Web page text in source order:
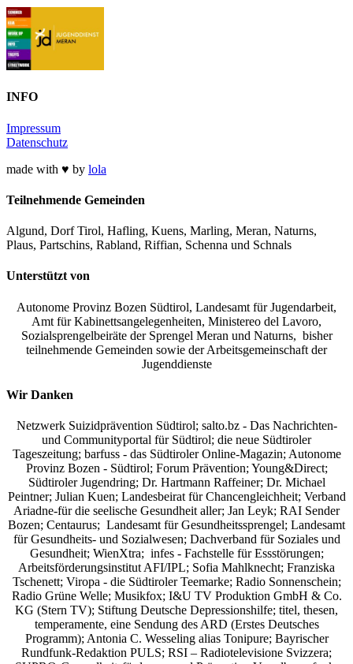
INFO
Impressum
Datenschutz
made with ♥ by lola
Teilnehmende Gemeinden
Algund, Dorf Tirol, Hafling, Kuens, Marling, Meran, Naturns,
Plaus, Partschins, Rabland, Riffian, Schenna und Schnals
Unterstützt von
Autonome Provinz Bozen Südtirol, Landesamt für Jugendarbeit,
Amt für Kabinettsangelegenheiten, Ministereo del Lavoro,
Sozialsprengelbeiräte der Sprengel Meran und Naturns, bisher
teilnehmende Gemeinden sowie der Arbeitsgemeinschaft der
Jugenddienste
Wir Danken
Netzwerk Suizidprävention Südtirol; salto.bz - Das Nachrichten-
und Communityportal für Südtirol; die neue Südtiroler
Tageszeitung; barfuss - das Südtiroler Online-Magazin; Autonome
Provinz Bozen - Südtirol; Forum Prävention; Young&Direct;
Südtiroler Jugendring; Dr. Hartmann Raffeiner; Dr. Michael
Peintner; Julian Kuen; Landesbeirat für Chancengleichheit; Verband
Ariadne-für die seelische Gesundheit aller; Jan Leyk; RAI Sender
Bozen; Centaurus; Landesamt für Gesundheitssprengel; Landesamt
für Gesundheits- und Sozialwesen; Dachverband für Soziales und
Gesundheit; WienXtra; infes - Fachstelle für Essstörungen;
Arbeitsförderungsinstitut AFI/IPL; Sofia Mahlknecht; Franziska
Tschenett; Viropa - die Südtiroler Teemarke; Radio Sonnenschein;
Radio Grüne Welle; Musikfox; I&U TV Produktion GmbH & Co.
KG (Stern TV); Stiftung Deutsche Depressionshilfe; titel, thesen,
temperamente, eine Sendung des ARD (Erstes Deutsches
Programm); Antonia C. Wesseling alias Tonipure; Bayrischer
Rundfunk-Redaktion PULS; RSI – Radiotelevisione Svizzera;